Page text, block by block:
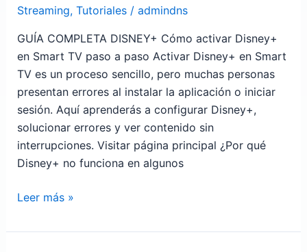
Streaming, Tutoriales/ admindns
GUÍA COMPLETA DISNEY+ Cómo activar Disney+
en Smart TV paso a paso Activar Disney+ en Smart
TV es un proceso sencillo, pero muchas personas
presentan errores al instalar la aplicación o iniciar
sesión. Aquí aprenderás a configurar Disney+,
solucionar errores y ver contenido sin
interrupciones. Visitar página principal ¿Por qué
Disney+ no funciona en algunos
TV
a
paso
(2026)
Leer más »